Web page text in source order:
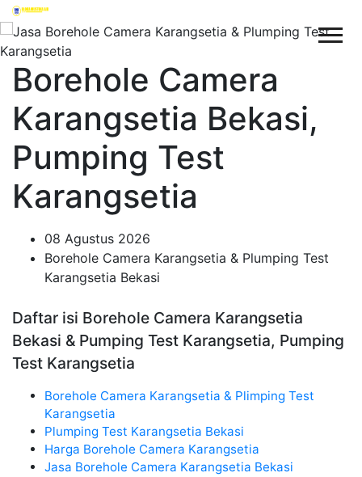
Borehole Camera
Karangsetia Bekasi,
Pumping Test
Karangsetia
08 Agustus 2026
Borehole Camera Karangsetia & Plumping Test
Karangsetia Bekasi
Daftar isi Borehole Camera Karangsetia
Bekasi & Pumping Test Karangsetia, Pumping
Test Karangsetia
Borehole Camera Karangsetia & Plimping Test
Karangsetia
Plumping Test Karangsetia Bekasi
Harga Borehole Camera Karangsetia
Jasa Borehole Camera Karangsetia Bekasi